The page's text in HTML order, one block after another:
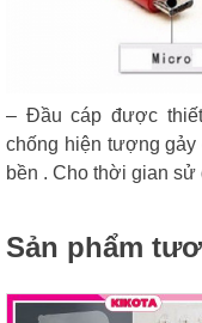
– Đầu cáp được
chống hiện tượng gảy
bền . Cho thời gian
Sản phẩm